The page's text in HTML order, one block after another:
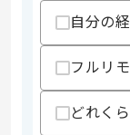
自分の
フルリ
どれく